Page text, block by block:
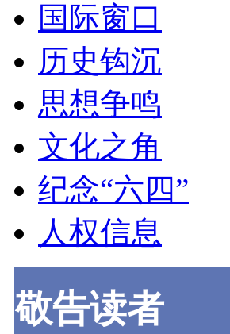
国际窗口
历史钩沉
思想争鸣
文化之角
纪念“六四”
人权信息
敬告读者